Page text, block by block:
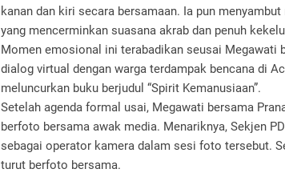
kanan dan kiri secara bersamaan. Ia pun
yang mencerminkan suasana akrab dan penuh
Momen emosional ini terabadikan seusai Megawati
dialog virtual dengan warga terdampak bencana di
meluncurkan buku berjudul “Spirit Kemanusiaan”.
Setelah agenda formal usai, Megawati bersama
berfoto bersama awak media. Menariknya, Sekjen
sebagai operator kamera dalam sesi foto tersebut.
turut berfoto bersama.